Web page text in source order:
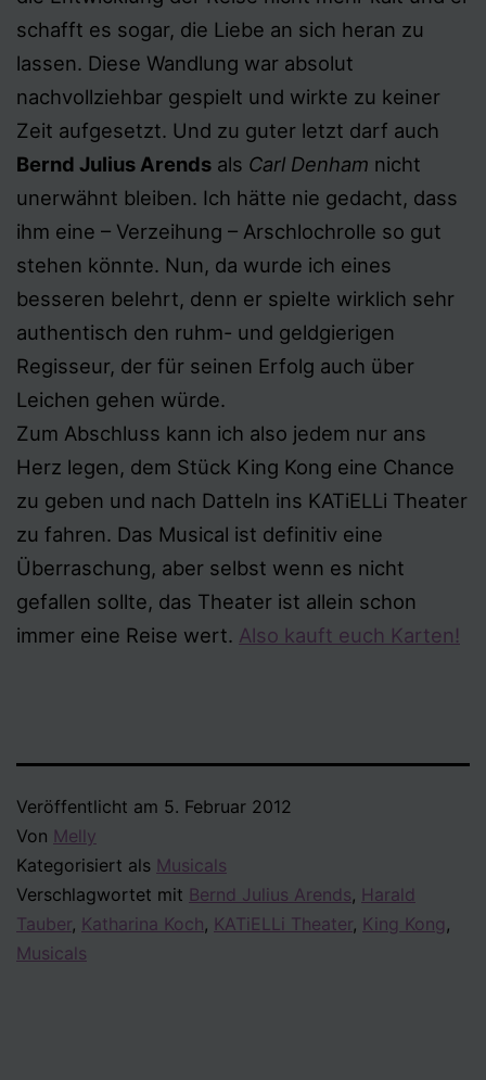
schafft es sogar, die Liebe an sich heran zu
lassen. Diese Wandlung war absolut
nachvollziehbar gespielt und wirkte zu keiner
Zeit aufgesetzt. Und zu guter letzt darf auch
Bernd Julius Arends als Carl Denham nicht
unerwähnt bleiben. Ich hätte nie gedacht, dass
ihm eine – Verzeihung – Arschlochrolle so gut
stehen könnte. Nun, da wurde ich eines
besseren belehrt, denn er spielte wirklich sehr
authentisch den ruhm- und geldgierigen
Regisseur, der für seinen Erfolg auch über
Leichen gehen würde.
Zum Abschluss kann ich also jedem nur ans
Herz legen, dem Stück King Kong eine Chance
zu geben und nach Datteln ins KATiELLi Theater
zu fahren. Das Musical ist definitiv eine
Überraschung, aber selbst wenn es nicht
gefallen sollte, das Theater ist allein schon
immer eine Reise wert. Also kauft euch Karten!
Veröffentlicht am 5. Februar 2012
Von Melly
Kategorisiert als Musicals
Verschlagwortet mit Bernd Julius Arends, Harald
Tauber, Katharina Koch, KATiELLi Theater, King Kong,
Musicals